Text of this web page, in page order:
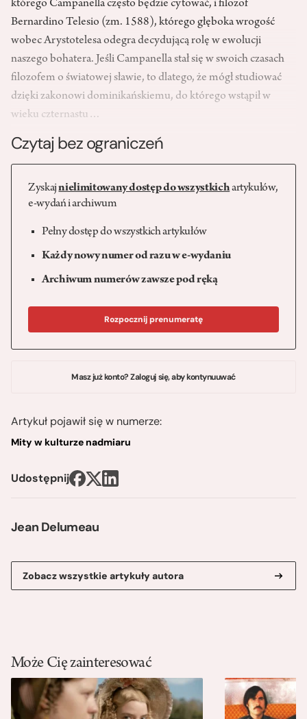
Jean Delumeau
Zobacz wszystkie artykuły autora
którego Campanella często będzie cytować, i filozof
Bernardino Telesio (zm. 1588), którego głęboka wrogość
wobec Arystotelesa odegra decydującą rolę w ewolucji
naszego bohatera. Jeśli Campanella stał się w swoich czasach
filozofem o światowej sławie, to dlatego, że mógł studiować
dzięki zakonowi dominikańskiemu, do którego wstąpił w
wieku czternastu…
Czytaj bez ograniczeń
Zyskajnielimitowany dostęp do wszystkichartykułów,
e-wydań i archiwum
Pełny dostęp do wszystkich artykułów
Każdy nowy numer od razu w e-wydaniu
Archiwum numerów zawsze pod ręką
Rozpocznij prenumeratę
Masz już konto? Zaloguj się, aby kontynuuwać
Artykuł pojawił się w numerze:
Mity w kulturze nadmiaru
Udostępnij
Może Cię zainteresować